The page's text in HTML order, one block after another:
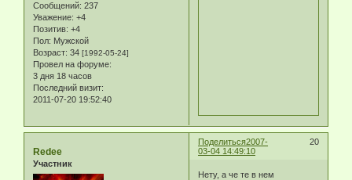
Сообщений: 237
Уважение: +4
Позитив: +4
Пол: Мужской
Возраст: 34 [1992-05-24]
Провел на форуме:
3 дня 18 часов
Последний визит:
2011-07-20 19:52:40
Поделиться 20
2007-
03-04 14:49:10
Redee
Участник
Нету, а че те в нем